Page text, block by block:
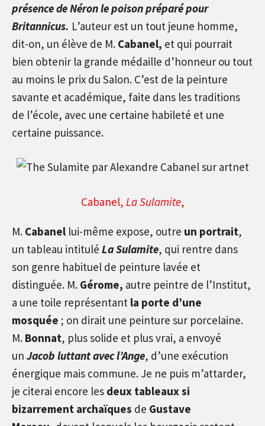
présence de Néron le poison préparé pour
Britannicus. L’auteur est un tout jeune homme,
dit-on, un élève de M. Cabanel, et qui pourrait
bien obtenir la grande médaille d’honneur ou tout
au moins le prix du Salon. C’est de la peinture
savante et académique, faite dans les traditions
de l’école, avec une certaine habileté et une
certaine puissance.
Cabanel, La Sulamite,
M. Cabanel lui-même expose, outre un portrait,
un tableau intitulé La Sulamite, qui rentre dans
son genre habituel de peinture lavée et
distinguée. M. Gérome, autre peintre de l’Institut,
a une toile représentant la porte d’une
mosquée ; on dirait une peinture sur porcelaine.
M. Bonnat, plus solide et plus vrai, a envoyé
un Jacob luttant avec l’Ange, d’une exécution
énergique mais commune. Je ne puis m’attarder,
je citerai encore les deux tableaux si
bizarrement archaïques de Gustave